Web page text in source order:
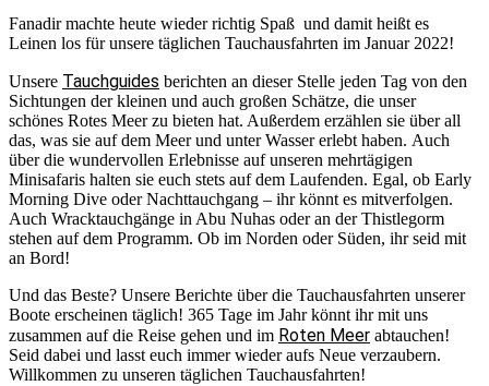
Fanadir machte heute wieder richtig Spaß und damit heißt es
Leinen los für unsere täglichen Tauchausfahrten im Januar 2022!
Unsere Tauchguides berichten an dieser Stelle jeden Tag von den
Sichtungen der kleinen und auch großen Schätze, die unser
schönes Rotes Meer zu bieten hat. Außerdem erzählen sie über all
das, was sie auf dem Meer und unter Wasser erlebt haben. Auch
über die wundervollen Erlebnisse auf unseren mehrtägigen
Minisafaris halten sie euch stets auf dem Laufenden. Egal, ob Early
Morning Dive oder Nachttauchgang – ihr könnt es mitverfolgen.
Auch Wracktauchgänge in Abu Nuhas oder an der Thistlegorm
stehen auf dem Programm. Ob im Norden oder Süden, ihr seid mit
an Bord!
Und das Beste? Unsere Berichte über die Tauchausfahrten unserer
Boote erscheinen täglich! 365 Tage im Jahr könnt ihr mit uns
zusammen auf die Reise gehen und im Roten Meer abtauchen!
Seid dabei und lasst euch immer wieder aufs Neue verzaubern.
Willkommen zu unseren täglichen Tauchausfahrten!